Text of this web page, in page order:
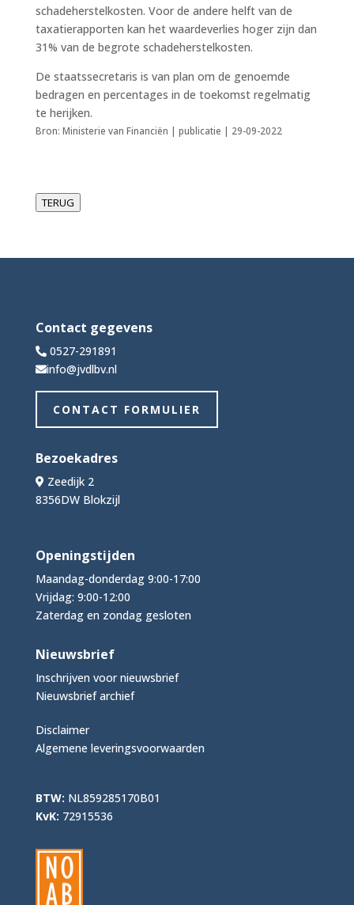
schadeherstelkosten. Voor de andere helft van de
taxatierapporten kan het waardeverlies hoger zijn dan
31% van de begrote schadeherstelkosten.
De staatssecretaris is van plan om de genoemde
bedragen en percentages in de toekomst regelmatig
te herijken.
Bron: Ministerie van Financiën | publicatie | 29-09-2022
TERUG
Contact gegevens
0527-291891
info@jvdlbv.nl
CONTACT FORMULIER
Bezoekadres
Zeedijk 2
8356DW Blokzijl
Openingstijden
Maandag-donderdag 9:00-17:00
Vrijdag: 9:00-12:00
Zaterdag en zondag gesloten
Nieuwsbrief
Inschrijven voor nieuwsbrief
Nieuwsbrief archief
Disclaimer
Algemene leveringsvoorwaarden
BTW: NL859285170B01
KvK: 72915536